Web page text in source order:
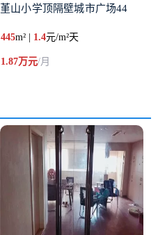
堇山小学顶隔壁城市广场44
445m² | 1.4元/m²天
1.87万元/月